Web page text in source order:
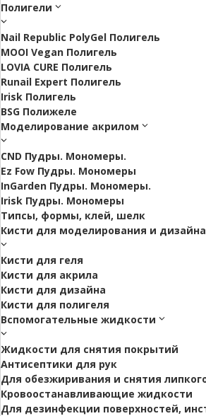
Полигели
Nail Republic PolyGel Полигель
MOOI Vegan Полигель
LOVIA CURE Полигель
Runail Expert Полигель
Irisk Полигель
BSG Полижеле
Моделирование акрилом
CND Пудры. Мономеры.
Ez Fow Пудры. Мономеры
InGarden Пудры. Мономеры.
Irisk Пудры. Мономеры
Типсы, формы, клей, шелк
Кисти для моделирования и
Кисти для геля
Кисти для акрила
Кисти для дизайна
Кисти для полигеля
Вспомогательные жидкости
Жидкости для снятия покрытий
Антисептики для рук
Для обезжиривания и снятия
Кровоостанавливающие жидкости
Для дезинфекции поверхностей,